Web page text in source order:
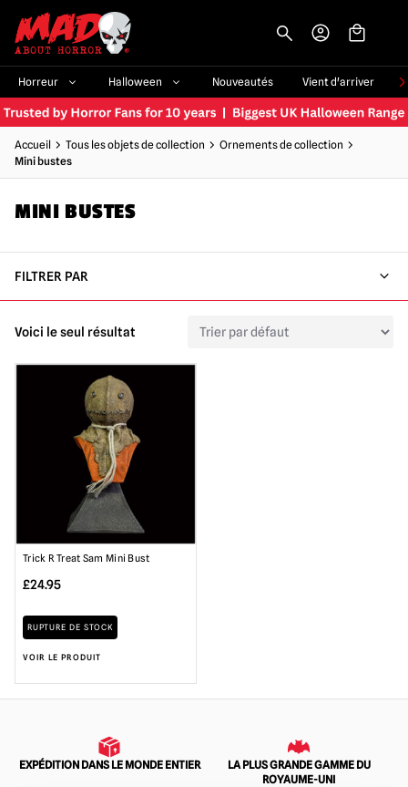
Horreur Halloween Nouveautés Vient d'arriver
Accueil Tous les objets de collection
Ornements de collection
Mini bustes
MINI BUSTES
FILTRER PAR
Voici le seul résultat
Trick R Treat Sam Mini Bust
£24.95
RUPTURE DE STOCK
VOIR LE PRODUIT
EXPÉDITION DANS LE MONDE ENTIER
LA PLUS GRANDE GAMME DU
ROYAUME-UNI